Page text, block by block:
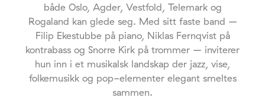
både Oslo, Agder, Vestfold, Telemark og
Rogaland kan glede seg. Med sitt faste band –
Filip Ekestubbe på piano, Niklas Fernqvist på
kontrabass og Snorre Kirk på trommer – inviterer
hun inn i et musikalsk landskap der jazz, vise,
folkemusikk og pop-elementer elegant smeltes
sammen.